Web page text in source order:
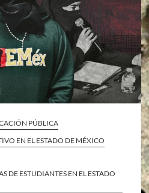
PÚBLICA
EN EL ESTADO DE MÉXICO
DE ESTUDIANTES EN EL ESTADO